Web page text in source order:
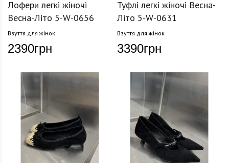
Лофери легкі жіночі
Весна-Літо 5-W-0656
Взуття для жінок
2390грн
Туфлі легкі жіночі Весна-
Літо 5-W-0631
Взуття для жінок
3390грн